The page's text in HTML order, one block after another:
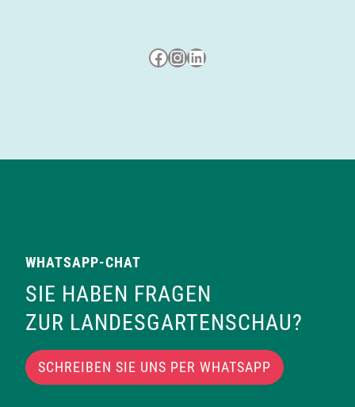
Besuche uns auf Facebook
Besuche uns auf Instagram
LinkedIn
WHATSAPP-CHAT
SIE HABEN FRAGEN
ZUR LANDESGARTENSCHAU?
SCHREIBEN SIE UNS PER WHATSAPP